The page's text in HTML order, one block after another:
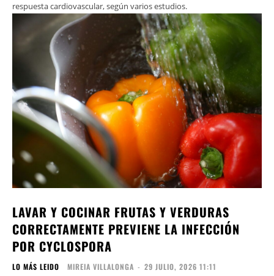
respuesta cardiovascular, según varios estudios.
LAVAR Y COCINAR FRUTAS Y VERDURAS
CORRECTAMENTE PREVIENE LA INFECCIÓN
POR CYCLOSPORA
LO MÁS LEIDO MIREIA VILLALONGA - 29 JULIO, 2026 11:11